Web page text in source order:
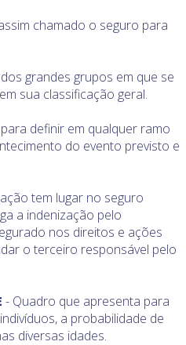
chamado o seguro para
grandes grupos em que se
sua classificação geral.
definir em qualquer ramo
do evento previsto e
tem lugar no seguro
a indenização pelo
nos direitos e ações
o terceiro responsável pelo
- Quadro que apresenta para
a probabilidade de
diversas idades.